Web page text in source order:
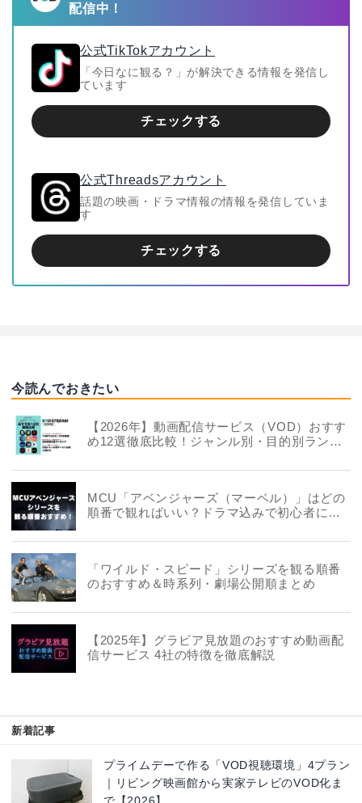
配信中！
公式TikTokアカウント
「今日なに観る？」が解決できる情報を発信し
ています
チェックする
公式Threadsアカウント
話題の映画・ドラマ情報の情報を発信していま
す
チェックする
今読んでおきたい
【2026年】動画配信サービス（VOD）おすす
め12選徹底比較！ジャンル別・目的別ランキ
MCU「アベンジャーズ（マーベル）」はどの
順番で観ればいい？ドラマ込みで初心者にお
「ワイルド・スピード」シリーズを観る順番
のおすすめ＆時系列・劇場公開順まとめ
【2025年】グラビア見放題のおすすめ動画配
信サービス 4社の特徴を徹底解説
新着記事
プライムデーで作る「VOD視聴環境」4プラン
｜リビング映画館から実家テレビのVOD化ま